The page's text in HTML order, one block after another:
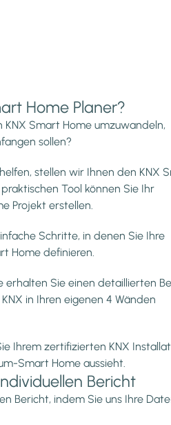
Home Planer?
KNX Smart Home umzuwandeln,
sollen?
stellen wir Ihnen den KNX
Tool können Sie Ihr
Projekt erstellen.
Schritte, in denen Sie Ihre
Home definieren.
erhalten Sie einen detaillierten
in Ihren eigenen 4 Wänden
Ihrem zertifizierten KNX
Smart Home aussieht.
Bericht
Bericht, indem Sie uns Ihre